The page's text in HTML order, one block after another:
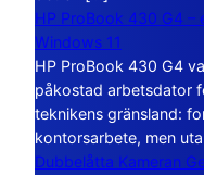
HP ProBook 430 G4 –
Windows 11
HP ProBook 430 G4
påkostad arbetsdator
teknikens gränsland:
kontorsarbete, men
Dubbelåtta Kameran